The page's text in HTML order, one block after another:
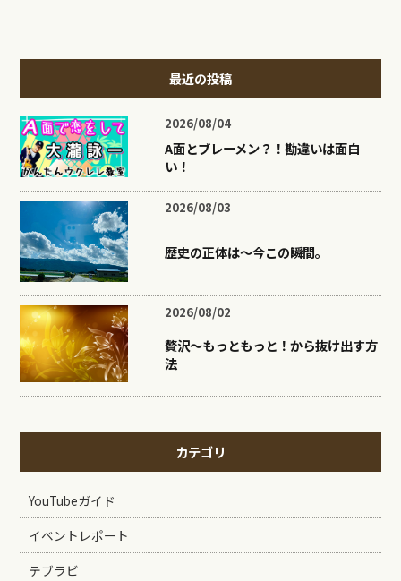
最近の投稿
2026/08/04
A面とブレーメン？！勘違いは面白
い！
2026/08/03
歴史の正体は〜今この瞬間。
2026/08/02
贅沢〜もっともっと！から抜け出す方
法
カテゴリ
YouTubeガイド
イベントレポート
テブラビ